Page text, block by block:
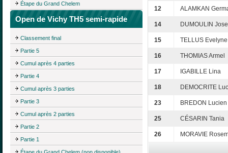
Étape du Grand Chelem
Open de Vichy TH5 semi-rapide
Classement final
Partie 5
Cumul après 4 parties
Partie 4
Cumul après 3 parties
Partie 3
Cumul après 2 parties
Partie 2
Partie 1
12 ALAMKAN
14 DUMOULIN
15 TELLUS Evelyne
16 THOMIAS Armel
17 IGABILLE Lina
18 DEMOCRITE
23 BREDON Lucien
25 CÉSARIN Tania
26 MORAVIE